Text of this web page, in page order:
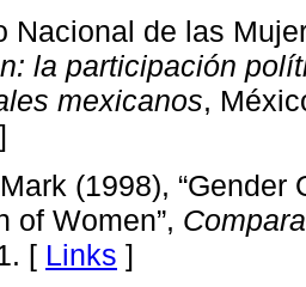
Nacional de las
la participación
mexicanos,
]
(1998),
of Women”,
[ Links ]